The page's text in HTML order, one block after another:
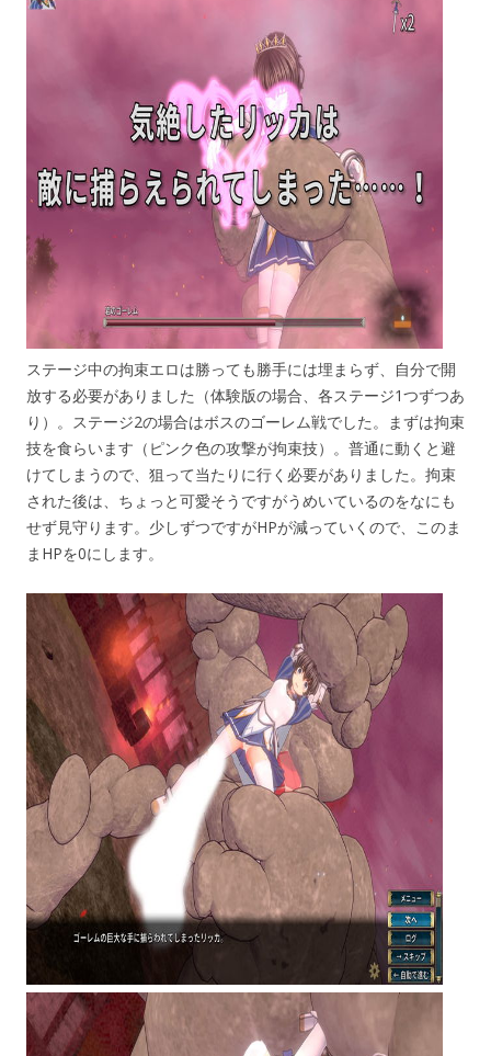
ステージ中の拘束エロは勝っても勝手には埋まらず、自分で開
放する必要がありました（体験版の場合、各ステージ1つずつあ
り）。ステージ2の場合はボスのゴーレム戦でした。まずは拘束
技を食らいます（ピンク色の攻撃が拘束技）。普通に動くと避
けてしまうので、狙って当たりに行く必要がありました。拘束
された後は、ちょっと可愛そうですがうめいているのをなにも
せず見守ります。少しずつですがHPが減っていくので、このま
まHPを0にします。